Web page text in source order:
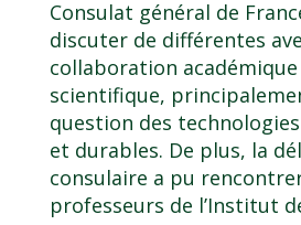
Consulat général de
discuter de différentes
collaboration
scientifique,
question des
et durables. De plus, la
consulaire a pu
professeurs de l’Institut